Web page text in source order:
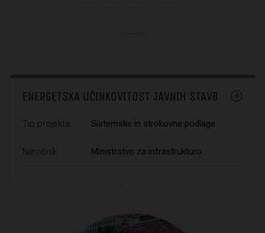
ENERGETSKA UČINKOVITOST JAVNIH STAVB
Tip projekta: Sistemske in strokovne podlage
Naročnik: Ministrstvo za infrastrukturo